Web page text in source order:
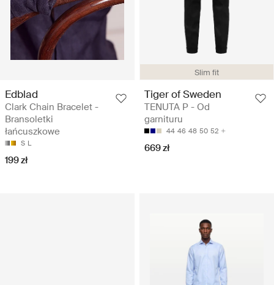
Edblad
Clark Chain Bracelet -
Bransoletki
łańcuszkowe
S L
199 zł
Slim fit
Tiger of Sweden
TENUTA P - Od
garnituru
44 46 48 50 52
669 zł